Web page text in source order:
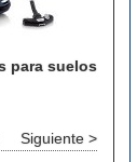
para suelos
Siguiente >